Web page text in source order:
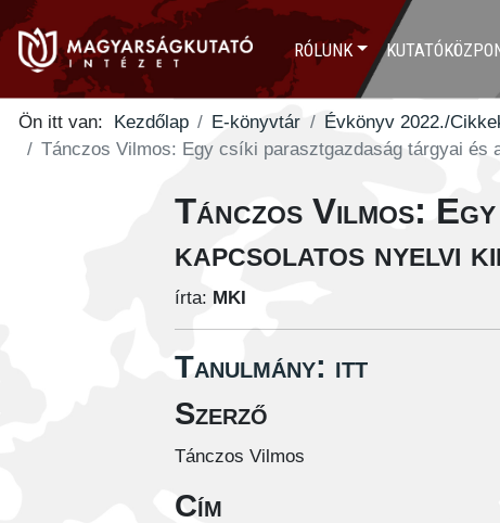
RÓLUNK
Ön itt van:
Kezdőlap E-könyvtár
Évkönyv 2022./
Tánczos Vilmos: Egy csíki parasztgazdaság tárgyai
Tánczos Vilmos:
kapcsolatos nyelvi
írta: MKI
Tanulmány: itt
Szerző
Tánczos Vilmos
Cím